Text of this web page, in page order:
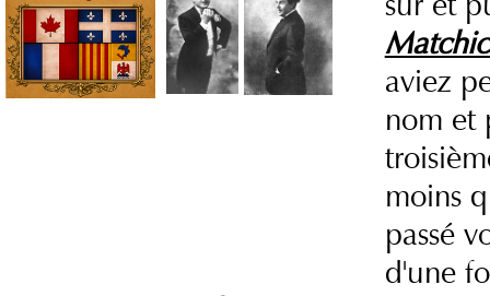
aviez
nom et
moins
passé
d'une